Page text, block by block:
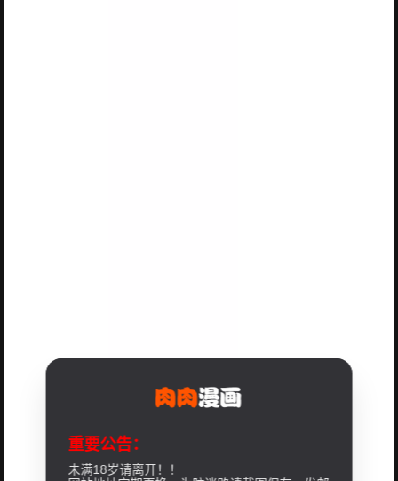
重要公告：
未满18岁请离开！！